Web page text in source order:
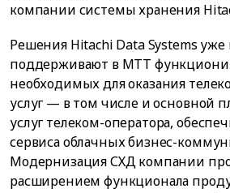
компании системы хранения
Решения Hitachi Data Systems уже
поддерживают в МТТ
необходимых для оказания
услуг — в том числе и основной
услуг телеком-оператора,
сервиса облачных бизнес-
Модернизация СХД компании
расширением функционала